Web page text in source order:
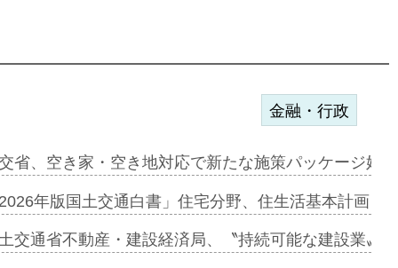
サー契約…
起用…
ミーレキ…
金融・行政
省、空き家・空き地対応で新たな施策パッケージ始
年版国土交通白書」住宅分野、住生活基本計画を
交通省不動産・建設経済局、〝持続可能な建設業〟